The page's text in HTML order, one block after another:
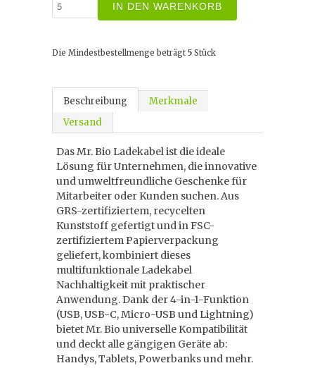
IN DEN WARENKORB
Die Mindestbestellmenge beträgt 5 Stück
Beschreibung
Merkmale
Versand
Das Mr. Bio Ladekabel ist die ideale
Lösung für Unternehmen, die innovative
und umweltfreundliche Geschenke für
Mitarbeiter oder Kunden suchen. Aus
GRS-zertifiziertem, recycelten
Kunststoff gefertigt und in FSC-
zertifiziertem Papierverpackung
geliefert, kombiniert dieses
multifunktionale Ladekabel
Nachhaltigkeit mit praktischer
Anwendung. Dank der 4-in-1-Funktion
(USB, USB-C, Micro-USB und Lightning)
bietet Mr. Bio universelle Kompatibilität
und deckt alle gängigen Geräte ab:
Handys, Tablets, Powerbanks und mehr.